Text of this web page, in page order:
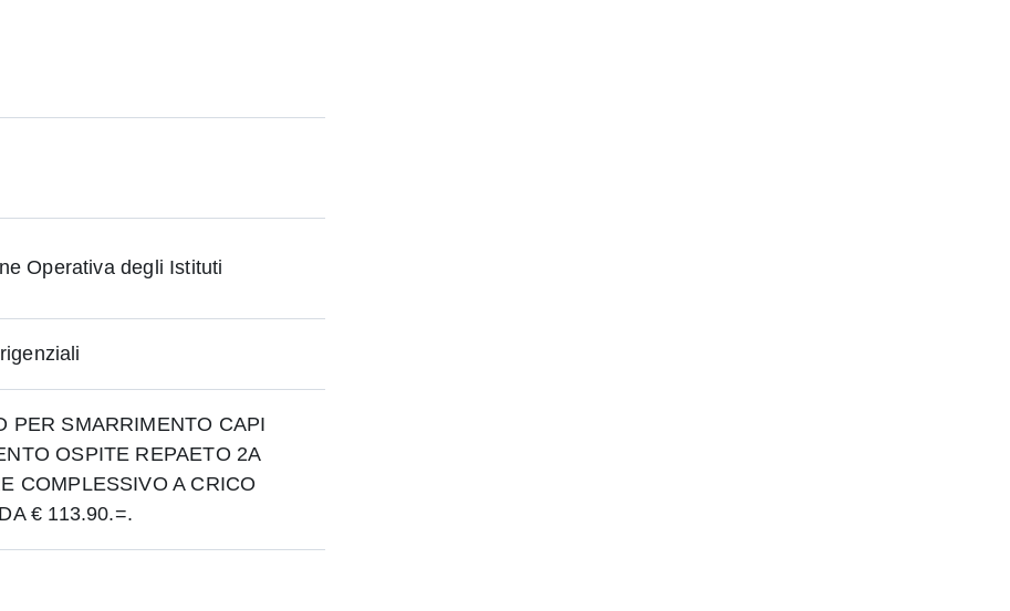
Operativa degli Istituti
PER SMARRIMENTO CAPI
OSPITE REPAETO 2A
COMPLESSIVO A CRICO
€ 113.90.=.